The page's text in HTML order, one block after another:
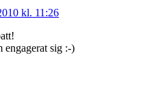
kl. 11:26
engagerat sig :-)